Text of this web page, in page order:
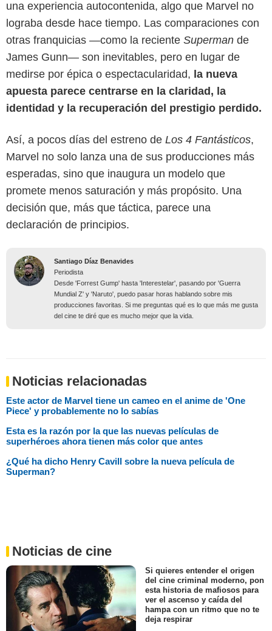
una experiencia autocontenida, algo que Marvel no
lograba desde hace tiempo. Las comparaciones con
otras franquicias —como la reciente Superman de
James Gunn— son inevitables, pero en lugar de
medirse por épica o espectacularidad, la nueva
apuesta parece centrarse en la claridad, la
identidad y la recuperación del prestigio perdido.
Así, a pocos días del estreno de Los 4 Fantásticos,
Marvel no solo lanza una de sus producciones más
esperadas, sino que inaugura un modelo que
promete menos saturación y más propósito. Una
decisión que, más que táctica, parece una
declaración de principios.
Santiago Díaz Benavides
Periodista
Desde 'Forrest Gump' hasta 'Interestelar', pasando por 'Guerra
Mundial Z' y 'Naruto', puedo pasar horas hablando sobre mis
producciones favoritas. Si me preguntas qué es lo que más me gusta
del cine te diré que es mucho mejor que la vida.
Noticias relacionadas
Este actor de Marvel tiene un cameo en el anime de 'One
Piece' y probablemente no lo sabías
Esta es la razón por la que las nuevas películas de
superhéroes ahora tienen más color que antes
¿Qué ha dicho Henry Cavill sobre la nueva película de
Superman?
Noticias de cine
Si quieres entender el origen
del cine criminal moderno, pon
esta historia de mafiosos para
ver el ascenso y caída del
hampa con un ritmo que no te
deja respirar